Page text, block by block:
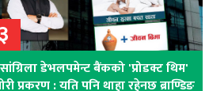
सांग्रिला डेभलपमेन्ट बैंकको 'प्रोडक्ट थिम'
प्रकरण : यति पनि थाहा रहेनछ ब्राण्डिङ